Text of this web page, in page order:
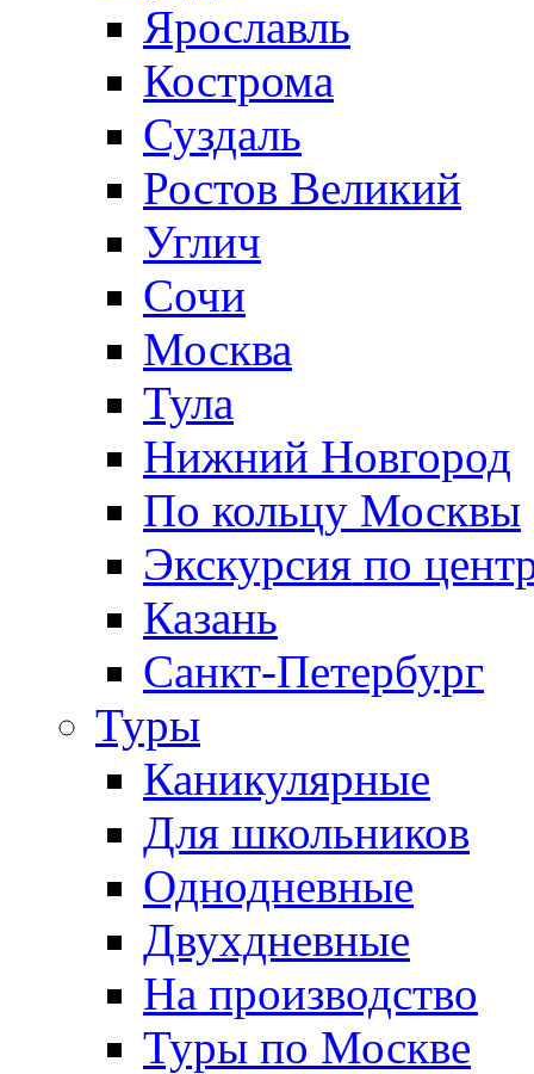
Ярославль
Кострома
Суздаль
Ростов Великий
Углич
Сочи
Москва
Тула
Нижний Новгород
По кольцу Москвы
Экскурсия по
Казань
Санкт-Петербург
Туры
Каникулярные
Для школьников
Однодневные
Двухдневные
На производство
Туры по Москве